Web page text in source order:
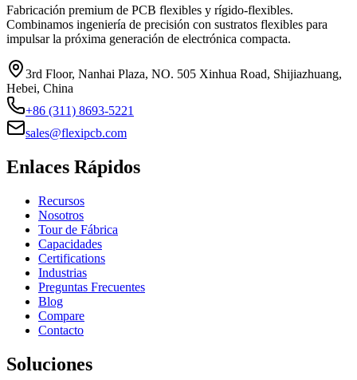
Fabricación premium de PCB flexibles y rígido-flexibles.
Combinamos ingeniería de precisión con sustratos flexibles para
impulsar la próxima generación de electrónica compacta.
3rd Floor, Nanhai Plaza, NO. 505 Xinhua Road, Shijiazhuang,
Hebei, China
+86 (311) 8693-5221
sales@flexipcb.com
Enlaces Rápidos
Recursos
Nosotros
Tour de Fábrica
Capacidades
Certifications
Industrias
Preguntas Frecuentes
Blog
Compare
Contacto
Soluciones